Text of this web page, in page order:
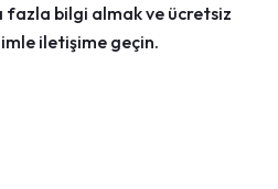
fazla bilgi almak ve ücretsiz
iletişime geçin.